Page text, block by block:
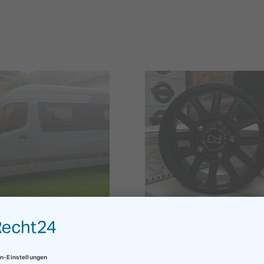
BLACK RHINO
7,5×17 ET45 6×130 +
255/65/17